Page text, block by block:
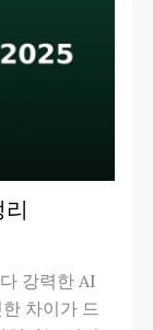
강력한 AI
차이가 드